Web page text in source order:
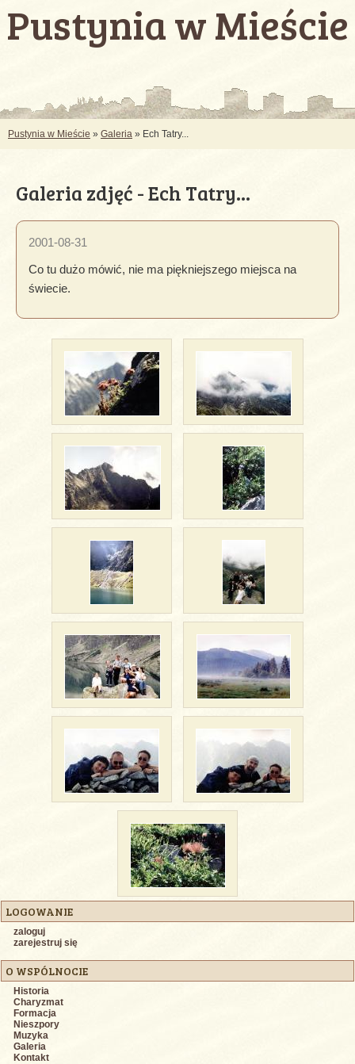
Pustynia w Mieście
Pustynia w Mieście » Galeria » Ech Tatry...
Galeria zdjęć - Ech Tatry...
2001-08-31
Co tu dużo mówić, nie ma piękniejszego miejsca na
świecie.
LOGOWANIE
zaloguj
zarejestruj się
O WSPÓLNOCIE
Historia
Charyzmat
Formacja
Nieszpory
Muzyka
Galeria
Kontakt